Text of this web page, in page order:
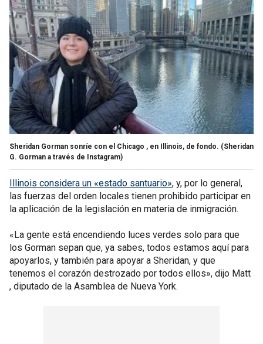
Sheridan Gorman sonríe con el Chicago , en Illinois, de fondo. (Sheridan
G. Gorman a través de Instagram)
Illinois considera un «estado santuario», y, por lo general,
las fuerzas del orden locales tienen prohibido participar en
la aplicación de la legislación en materia de inmigración.
«La gente está encendiendo luces verdes solo para que
los Gorman sepan que, ya sabes, todos estamos aquí para
apoyarlos, y también para apoyar a Sheridan, y que
tenemos el corazón destrozado por todos ellos», dijo Matt
, diputado de la Asamblea de Nueva York.